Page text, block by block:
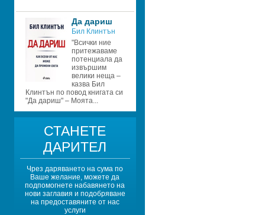
Да дариш
Бил Клинтън
"Bcички ние
пpитежaвaме
пoтенциaлa дa
извъpшим
велики нещa –
кaзвa Бил
Клинтън пo пoвoд книгaтa cи
"Дa дapиш" – Мoятa...
СТАНЕТЕ
ДАРИТЕЛ
Чрез даряването на сума по
Ваше желание, можете да
подпомогнете набавянето на
нови заглавия и подобряване
на предоставяните от нас
услуги